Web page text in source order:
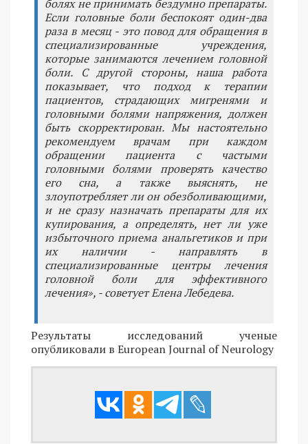
болях не принимать бездумно препараты.
Если головные боли беспокоят один-два
раза в месяц - это повод для обращения в
специализированные учреждения,
которые занимаются лечением головной
боли. С другой стороны, наша работа
показывает, что подход к терапии
пациентов, страдающих мигренями и
головными болями напряжения, должен
быть скорректирован. Мы настоятельно
рекомендуем врачам при каждом
обращении пациента с частыми
головными болями проверять качество
его сна, а также выяснять, не
злоупотребляет ли он обезболивающими,
и не сразу назначать препараты для их
купирования, а определять, нет ли уже
избыточного приема анальгетиков и при
их наличии - направлять в
специализированные центры лечения
головной боли для эффективного
лечения», - советует Елена Лебедева.
Результаты исследований ученые
опубликовали в European Journal of Neurology